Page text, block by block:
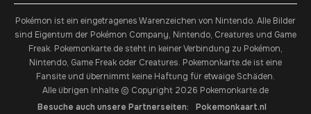
Pokémon ist ein eingetragenes Warenzeichen von Nintendo. Alle Bilder
sind Eigentum der Pokémon Company, Nintendo, Creatures und Game
Freak. Pokemonkarte.de steht in keiner Verbindung zu Pokémon,
Nintendo, Game Freak oder Creatures. Pokemonkarte.de ist eine
Fansite und übernimmt keine Haftung für etwaige Schäden.
Alle übrigen Inhalte © Copyright 2026 Pokemonkarte.de
Besuche auch unsere Partnerseiten:
Pokemonkaart.nl